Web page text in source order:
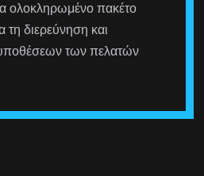
ολοκληρωμένο πακέτο
τη διερεύνηση και
των πελατών